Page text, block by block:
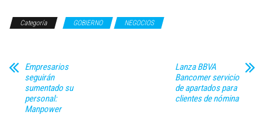
Categoría GOBIERNO NEGOCIOS
Empresarios
seguirán
sumentado su
personal:
Manpower
Lanza BBVA
Bancomer servicio
de apartados para
clientes de nómina